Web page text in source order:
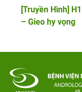
[Truyền Hình]
– Gieo hy vọng